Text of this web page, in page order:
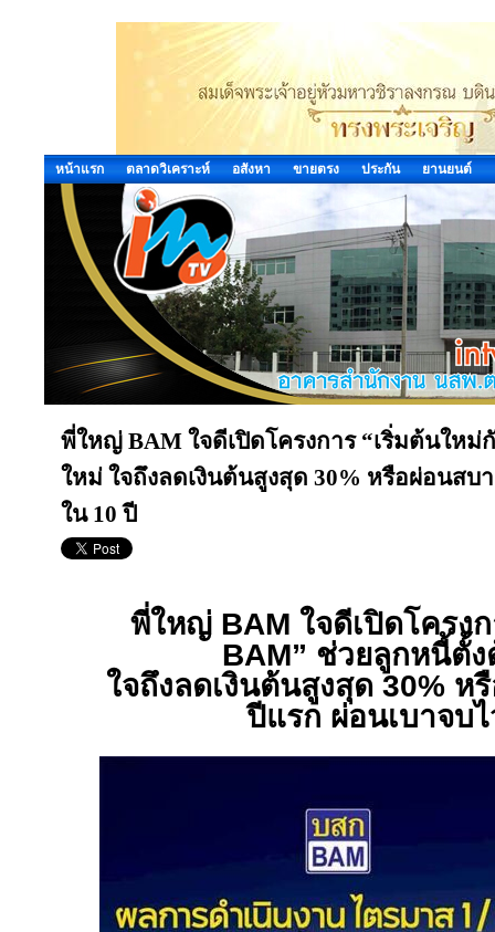
หน้าแรก ตลาดวิเคราะห์ อสังหา ขายตรง ประกัน ยานยนต์
พี่ใหญ่ BAM ใจดีเปิดโครงการ “เริ่มต้นให
ใหม่ ใจถึงลดเงินต้นสูงสุด 30% หรือผ่อนสบ
ใน 10 ปี
พี่ใหญ่ BAM ใจดีเปิดโครง
BAM” ช่วยลูกหนี้ตั้
ใจถึงลดเงินต้นสูงสุด 30%หรื
ปีแรก ผ่อนเบาจบ